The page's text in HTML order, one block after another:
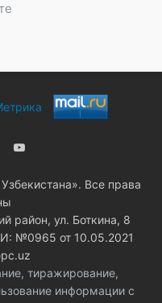
Все права
район, ул. Боткина, 8
№0965 от 10.05.2021
тиражирование,
информации с